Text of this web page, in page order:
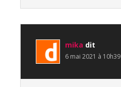
mika dit
6 mai 2021 à 10h39